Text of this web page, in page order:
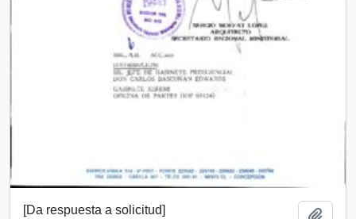
[Da respuesta a solicitud]